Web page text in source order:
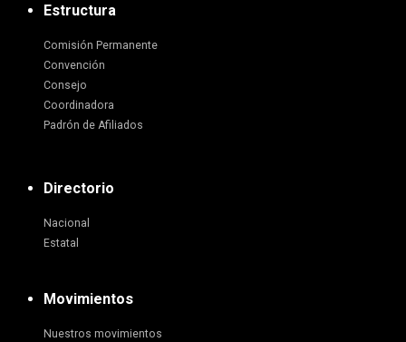
Estructura
Comisión Permanente
Convención
Consejo
Coordinadora
Padrón de Afiliados
Directorio
Nacional
Estatal
Movimientos
Nuestros movimientos